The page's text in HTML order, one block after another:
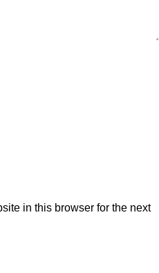
in this browser for the next